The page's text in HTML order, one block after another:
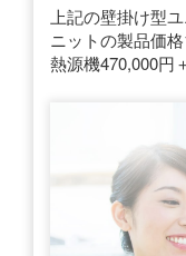
上記の壁掛け型
ニットの製品価
熱源機470,000円